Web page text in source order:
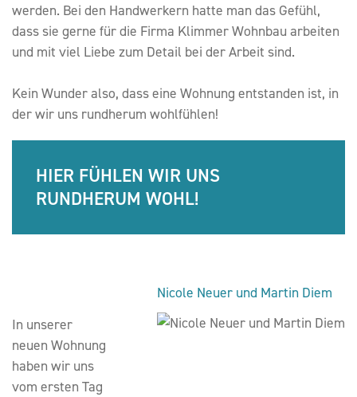
werden. Bei den Handwerkern hatte man das Gefühl,
dass sie gerne für die Firma Klimmer Wohnbau arbeiten
und mit viel Liebe zum Detail bei der Arbeit sind.
Kein Wunder also, dass eine Wohnung entstanden ist, in
der wir uns rundherum wohlfühlen!
HIER FÜHLEN WIR UNS
RUNDHERUM WOHL!
Nicole Neuer und Martin Diem
In unserer
neuen Wohnung
haben wir uns
vom ersten Tag